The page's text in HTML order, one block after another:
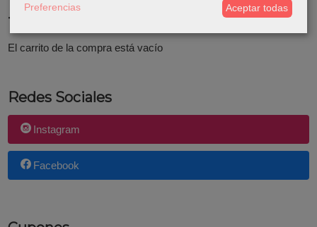
Tu Carrito (0)
El carrito de la compra está vacío
Redes Sociales
Instagram
Facebook
Preferencias Aceptar todas